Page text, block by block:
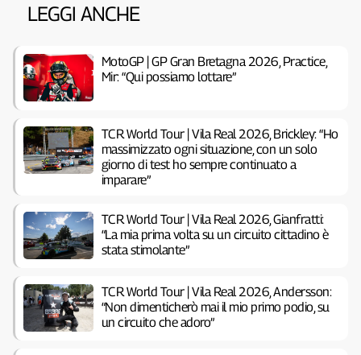
LEGGI ANCHE
MotoGP | GP Gran Bretagna 2026, Practice,
Mir: “Qui possiamo lottare”
TCR World Tour | Vila Real 2026, Brickley: “Ho
massimizzato ogni situazione, con un solo
giorno di test ho sempre continuato a
imparare”
TCR World Tour | Vila Real 2026, Gianfratti:
“La mia prima volta su un circuito cittadino è
stata stimolante”
TCR World Tour | Vila Real 2026, Andersson:
“Non dimenticherò mai il mio primo podio, su
un circuito che adoro”